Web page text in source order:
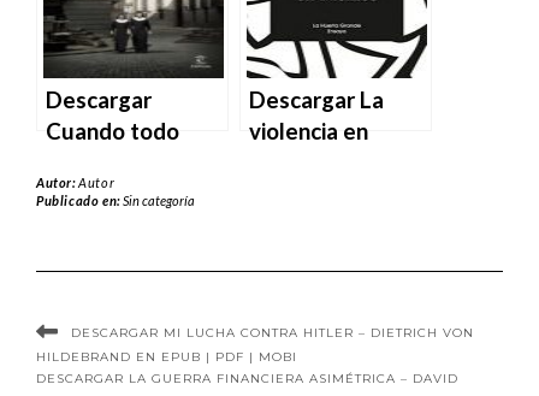
Descargar
Cuando todo
Fischer en EPUB |
Descargar La
violencia en
Autor:Autor
Publicado en:Sin categoría
DESCARGAR MI LUCHA CONTRA HITLER – DIETRICH VON
HILDEBRAND EN EPUB | PDF | MOBI
DESCARGAR LA GUERRA FINANCIERA ASIMÉTRICA – DAVID